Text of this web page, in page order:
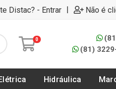
Distac? - Entrar | Não é
0
(81)
Hidráulica